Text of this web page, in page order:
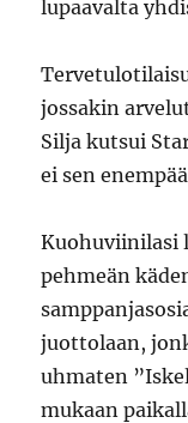
lupaavalta
jossakin
Silja kutsui
ei sen
Kuohuviinilasi
pehmeän
juottolaan,
uhmaten
mukaan